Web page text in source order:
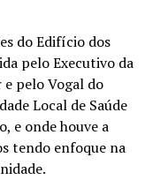
do Edifício dos
pelo Executivo da
pelo Vogal do
Local de Saúde
e onde houve a
tendo enfoque na